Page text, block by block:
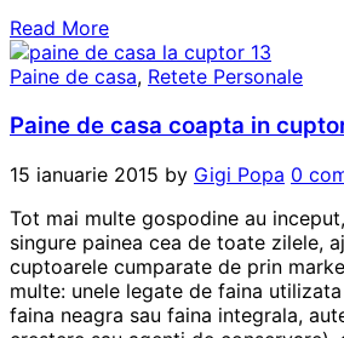
Read More
Paine de casa, Retete Personale
Paine de casa coapta in
15 ianuarie 2015 by Gigi Popa 0
Tot mai multe gospodine au
singure painea cea de toate zilele,
cuptoarele cumparate de prin
multe: unele legate de faina
faina neagra sau faina integrala,